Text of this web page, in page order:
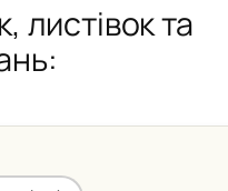
листівок та